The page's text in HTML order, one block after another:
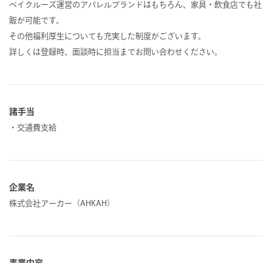
ベイクルーズ運営のアパレルブランドはもちろん、家具・飲食店でも社
販が可能です。
その他福利厚生についても充実した制度がございます。
詳しくは登録時、面談時に担当までお問い合わせください。
諸手当
・交通費支給
企業名
株式会社アーカー（AHKAH）